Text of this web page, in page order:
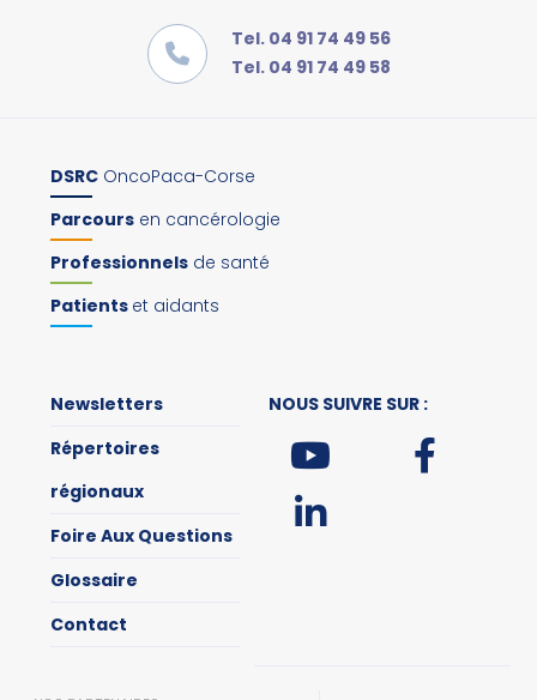
Tel. 04 91 74 49 56
Tel. 04 91 74 49 58
DSRC OncoPaca-Corse
Parcours en cancérologie
Professionnels de santé
Patients et aidants
Newsletters
Répertoires
régionaux
Foire Aux Questions
Glossaire
Contact
NOUS SUIVRE SUR :